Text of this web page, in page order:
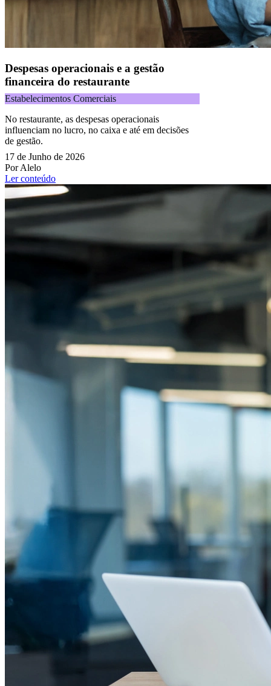
Despesas operacionais e a gestão
financeira do restaurante
Estabelecimentos Comerciais
No restaurante, as despesas operacionais
influenciam no lucro, no caixa e até em decisões
de gestão.
17 de Junho de 2026
Por Alelo
Ler conteúdo